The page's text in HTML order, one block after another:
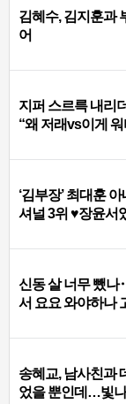
김혜수, 김지훈과
어
지퍼 스르륵 내리
“왜 저래vs이게
‘김부장’ 최대훈
셔널 3위 ♥장윤서
신동 살 너무 뺐나
서 요요 와야하나
송혜교, 남사친과
었을 뿐인데…빛